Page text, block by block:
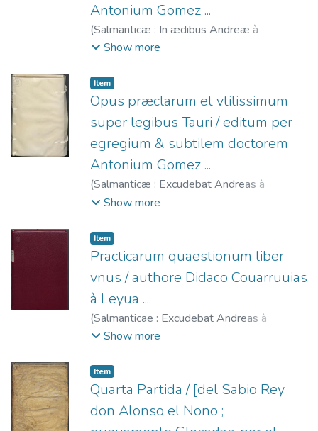
Antonium Gomez ...
(Salmanticæ : In ædibus Andreæ à
Portonariis ...,1567
Toro, 1505.
1547-1568.
Show more
Item
Opus præclarum et vtilissimum
super legibus Tauri / editum per
egregium & subtilem doctorem
Antonium Gomez ...
(Salmanticæ : Excudebat Andreas à
Portonariis ...,1560
1547-1568.
Toro, 1505.
Show more
Item
Practicarum quaestionum liber
vnus / authore Didaco Couarruuias
à Leyua ...
(Salmanticae : Excudebat Andreas à
Portonarijs ...,1567
de, fl. 1547-1568.
Show more
Item
Quarta Partida / [del Sabio Rey
don Alonso el Nono ;